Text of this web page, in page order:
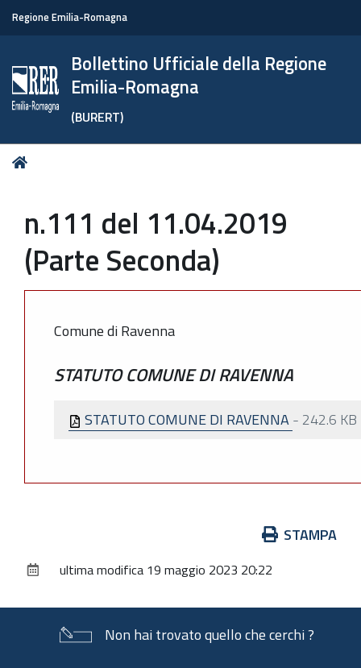
Regione Emilia-Romagna
Bollettino Ufficiale della Regione
Emilia-Romagna
(BURERT)
Tu
n.111 del 11.04.2019
(Parte Seconda)
Comune di Ravenna
STATUTO COMUNE DI RAVENNA
STATUTO COMUNE DI RAVENNA- 242.6 KB
documento
STAMPA
ultima modifica 19 maggio 2023 20:22
Non hai trovato quello che cerchi ?